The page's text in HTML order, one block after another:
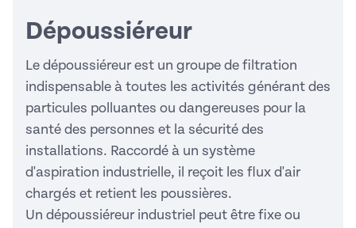
Dépoussiéreur
Le dépoussiéreur est un groupe de filtration
indispensable à toutes les activités générant des
particules polluantes ou dangereuses pour la
santé des personnes et la sécurité des
installations. Raccordé à un système
d'aspiration industrielle, il reçoit les flux d'air
chargés et retient les poussières.
Un dépoussiéreur industriel peut être fixe ou